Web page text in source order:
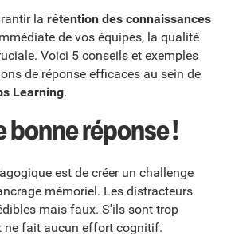
la rétention des connaissances
de vos équipes, la qualité
Voici 5 conseils et exemples
de réponse efficaces au sein de
Learning.
bonne réponse !
est de créer un challenge
mémoriel. Les distracteurs
mais faux. S'ils sont trop
ne fait aucun effort cognitif.